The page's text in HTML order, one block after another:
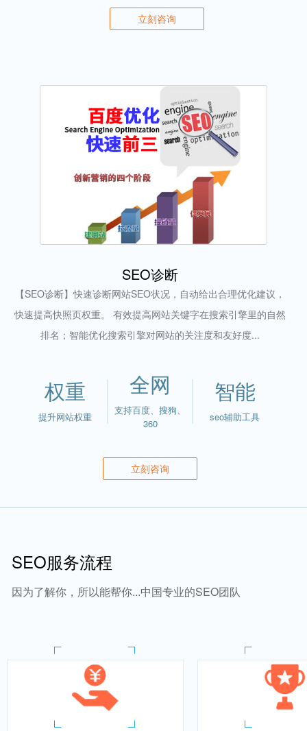
立刻咨询
SEO诊断
【SEO诊断】快速诊断网站SEO状况，自动给出合理优化建议，
快速提高快照页权重。 有效提高网站关键字在搜索引擎里的自然
排名；智能优化搜索引擎对网站的关注度和友好度...
权重
提升网站权重
全网
支持百度、搜狗、
360
智能
seo辅助工具
立刻咨询
SEO服务流程
因为了解你，所以能帮你...中国专业的SEO团队